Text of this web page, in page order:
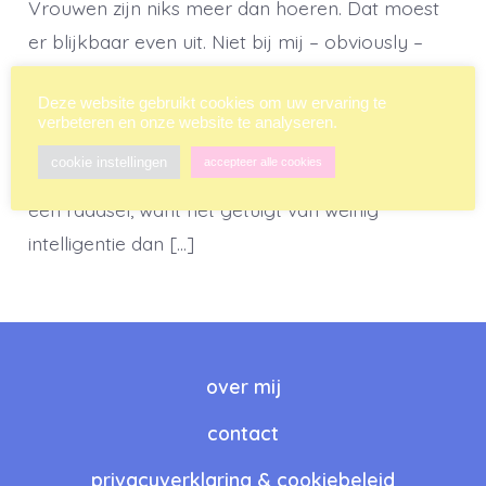
Vrouwen zijn niks meer dan hoeren. Dat moest
er blijkbaar even uit. Niet bij mij – obviously –
Amsterdamse studentencorps. Je weet wel, onze
toekomstige bestuurders. Hoe je met zo’n brein
op een universitaire opleiding beland bent, is me
een raadsel, want het getuigt van weinig
intelligentie dan […]
over mij
contact
privacyverklaring & cookiebeleid
Deze website gebruikt cookies om uw ervaring te
verbeteren en onze website te analyseren.
cookie instellingen accepteer alle cookies